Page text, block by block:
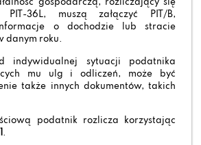
gospodarczą, rozliczający się
36L, muszą załączyć PIT/B,
o dochodzie lub stracie
danym roku.
indywidualnej sytuacji podatnika
mu ulg i odliczeń, może być
także innych dokumentów, takich
podatnik rozlicza korzystając
.